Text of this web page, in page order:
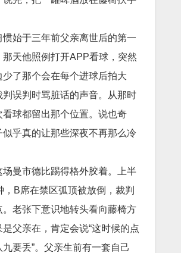
惯始于三年前父亲离世后的第一
那天他照例打开APP看球，突然
少了那个会在每个进球后拍大
判误判时骂脏话的声音。从那时
看球都留出那个位置。说也奇
似乎真的让那些深夜不再那么冷
场曼市德比踢得格外胶着。上半
，B席在禁区弧顶被放倒，裁判
。老张下意识地转头看向藤椅方
父亲在，肯定会说“这时候的点
要丢”。父亲生前有一套自己